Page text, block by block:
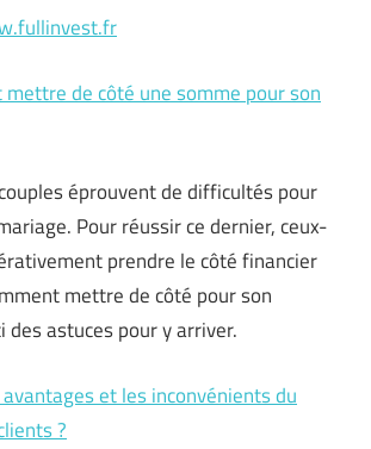
mettre de côté une somme pour son
éprouvent de difficultés pour
Pour réussir ce dernier, ceux-
prendre le côté financier
mettre de côté pour son
des astuces pour y arriver.
et les inconvénients du
?